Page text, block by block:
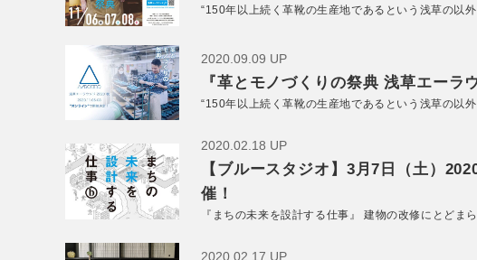
“150年以上続く革靴の生産地であるという浅草の以
2020.09.09 UP
『革とモノづくりの祭典 浅草エーラ
“150年以上続く革靴の生産地であるという浅草の以
2020.02.18 UP
【ブルースタジオ】3月7日（土）
催！
『まちの未来を設計する仕事』 建物の改修にとどま
2020.02.17 UP